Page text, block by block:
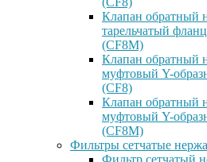
Клапан обратный
тарельчатый
(CF8M)
Клапан
муфтовый Y-
(CF8)
Клапан
муфтовый Y-
(CF8М)
Фильтры сетчатые
Фильтр сетчатый